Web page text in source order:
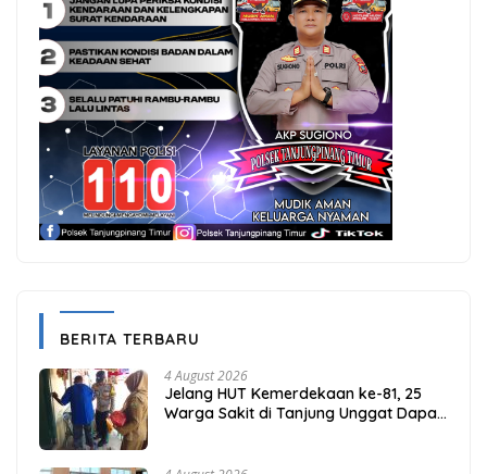
BERITA TERBARU
4 August 2026
Jelang HUT Kemerdekaan ke-81, 25
Warga Sakit di Tanjung Unggat Dapat